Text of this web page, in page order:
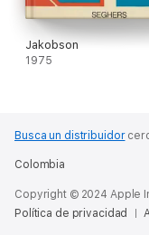
Jakobson
1975
Busca un distribuidor
Colombia
Copyright © 2024 Apple
Política de privacidad